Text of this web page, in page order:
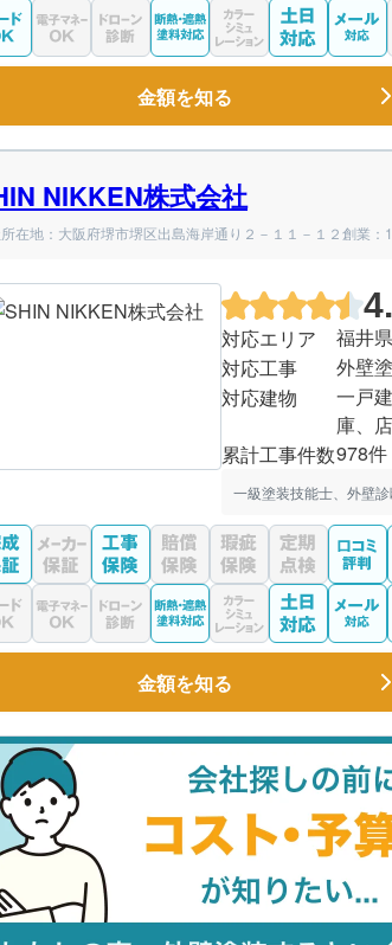
金額を知る
NIKKEN株式会社
在地：大阪府堺市堺区出島海岸通り２－１１－１２創業：
対応エリア
福井
対応工事
外壁
対応建物
一戸
庫、
累計工事件数978件
一級塗装技能士、外壁
金額を知る